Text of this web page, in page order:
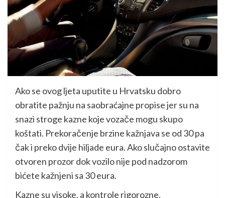
Ako se ovog ljeta uputite u Hrvatsku dobro
obratite pažnju na saobraćajne propise jer su na
snazi stroge kazne koje vozače mogu skupo
koštati. Prekoračenje brzine kažnjava se od 30 pa
čak i preko dvije hiljade eura. Ako slučajno ostavite
otvoren prozor dok vozilo nije pod nadzorom
bićete kažnjeni sa 30 eura.
Kazne su visoke, a kontrole rigorozne.